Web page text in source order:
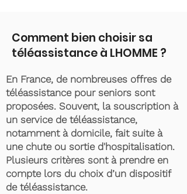
Comment bien choisir sa
téléassistance à LHOMME ?
En France, de nombreuses offres de
téléassistance pour seniors sont
proposées. Souvent, la souscription à
un service de téléassistance,
notamment à domicile, fait suite à
une chute ou sortie d'hospitalisation.
Plusieurs critères sont à prendre en
compte lors du choix d’un dispositif
de téléassistance.